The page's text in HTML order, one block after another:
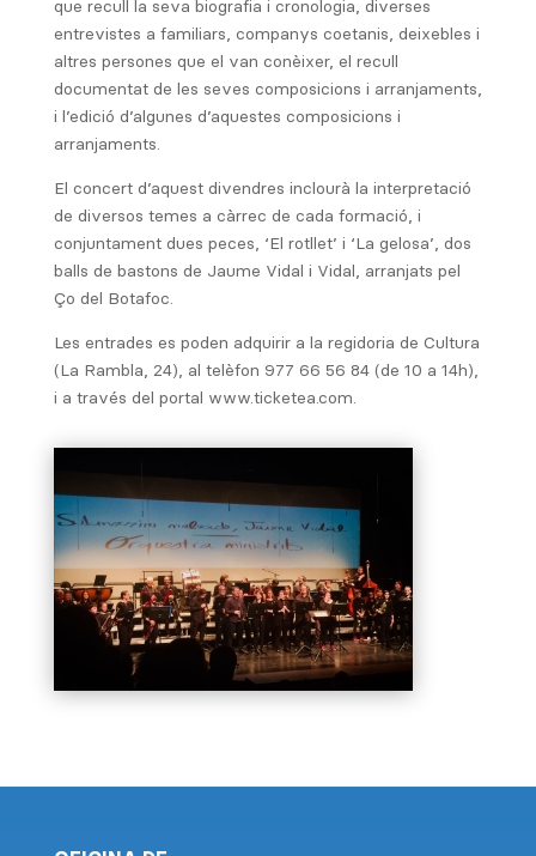
que recull la seva biografia i cronologia, diverses
entrevistes a familiars, companys coetanis, deixebles i
altres persones que el van conèixer, el recull
documentat de les seves composicions i arranjaments,
i l’edició d’algunes d’aquestes composicions i
arranjaments.
El concert d’aquest divendres inclourà la interpretació
de diversos temes a càrrec de cada formació, i
conjuntament dues peces, ‘El rotllet’ i ‘La gelosa’, dos
balls de bastons de Jaume Vidal i Vidal, arranjats pel
Ço del Botafoc.
Les entrades es poden adquirir a la regidoria de Cultura
(La Rambla, 24), al telèfon 977 66 56 84 (de 10 a 14h),
i a través del portal www.ticketea.com.